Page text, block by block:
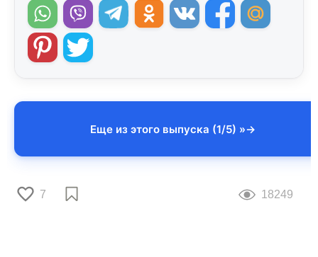
Еще из этого выпуска (1/5) »
7 18249